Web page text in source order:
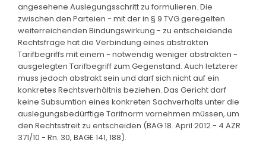
angesehene Auslegungsschritt zu formulieren. Die
zwischen den Parteien - mit der in § 9 TVG geregelten
weiterreichenden Bindungswirkung - zu entscheidende
Rechtsfrage hat die Verbindung eines abstrakten
Tarifbegriffs mit einem - notwendig weniger abstrakten -
ausgelegten Tarifbegriff zum Gegenstand. Auch letzterer
muss jedoch abstrakt sein und darf sich nicht auf ein
konkretes Rechtsverhältnis beziehen. Das Gericht darf
keine Subsumtion eines konkreten Sachverhalts unter die
auslegungsbedürftige Tarifnorm vornehmen müssen, um
den Rechtsstreit zu entscheiden (BAG 18. April 2012 - 4 AZR
371/10 - Rn. 30, BAGE 141, 188).